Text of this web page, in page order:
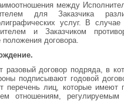
между
для Заказчика
услуг. В случае
и Заказчиком
договора.
договор подряда, в
подписывают годовой
перечень лиц, которые имеют
отношениям, регулируемым